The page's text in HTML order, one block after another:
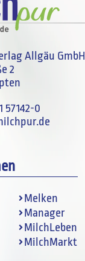
Allgäu GmbH
2
57142-0
Melken
Manager
MilchLeben
MilchMarkt